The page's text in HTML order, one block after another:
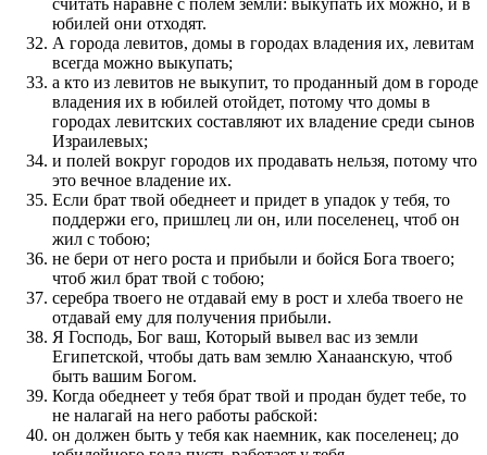
юбилей они отходят.
А города левитов, домы в городах владения их, левитам
всегда можно выкупать;
а кто из левитов не выкупит, то проданный дом в городе
владения их в юбилей отойдет, потому что домы в
городах левитских составляют их владение среди сынов
Израилевых;
и полей вокруг городов их продавать нельзя, потому что
это вечное владение их.
Если брат твой обеднеет и придет в упадок у тебя, то
поддержи его, пришлец ли он, или поселенец, чтоб он
жил с тобою;
не бери от него роста и прибыли и бойся Бога твоего;
чтоб жил брат твой с тобою;
серебра твоего не отдавай ему в рост и хлеба твоего не
отдавай ему для получения прибыли.
Я Господь, Бог ваш, Который вывел вас из земли
Египетской, чтобы дать вам землю Ханаанскую, чтоб
быть вашим Богом.
Когда обеднеет у тебя брат твой и продан будет тебе, то
не налагай на него работы рабской:
он должен быть у тебя как наемник, как поселенец; до